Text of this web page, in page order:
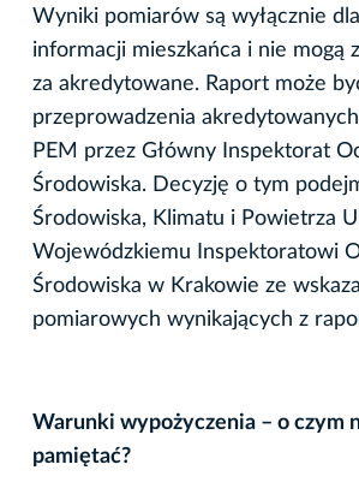
Wyniki pomiarów są wyłącznie
informacji mieszkańca i nie mogą
za akredytowane. Raport może
przeprowadzenia
PEM przez Główny Inspektorat
Środowiska. Decyzję o tym
Środowiska, Klimatu i Powietrza
Wojewódzkiemu Inspektoratowi
Środowiska w Krakowie ze
pomiarowych wynikających z
Warunki wypożyczenia – o czym
pamiętać?